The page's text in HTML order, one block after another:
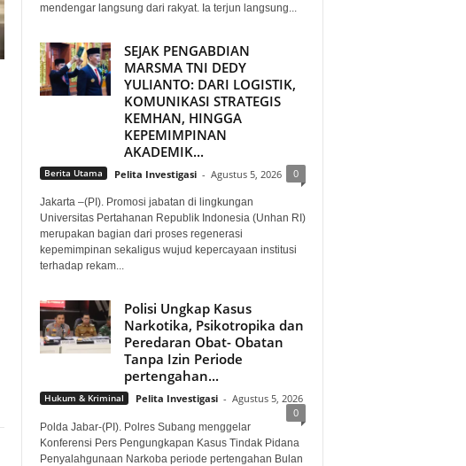
mendengar langsung dari rakyat. Ia terjun langsung...
SEJAK PENGABDIAN
MARSMA TNI DEDY
YULIANTO: DARI LOGISTIK,
KOMUNIKASI STRATEGIS
KEMHAN, HINGGA
KEPEMIMPINAN
AKADEMIK...
Berita Utama Pelita Investigasi - Agustus 5, 2026 0
Jakarta –(PI). Promosi jabatan di lingkungan
Universitas Pertahanan Republik Indonesia (Unhan RI)
merupakan bagian dari proses regenerasi
kepemimpinan sekaligus wujud kepercayaan institusi
terhadap rekam...
Polisi Ungkap Kasus
Narkotika, Psikotropika dan
Peredaran Obat- Obatan
Tanpa Izin Periode
pertengahan...
Hukum & Kriminal Pelita Investigasi - Agustus 5, 2026
0
Polda Jabar-(PI). Polres Subang menggelar
Konferensi Pers Pengungkapan Kasus Tindak Pidana
Penyalahgunaan Narkoba periode pertengahan Bulan